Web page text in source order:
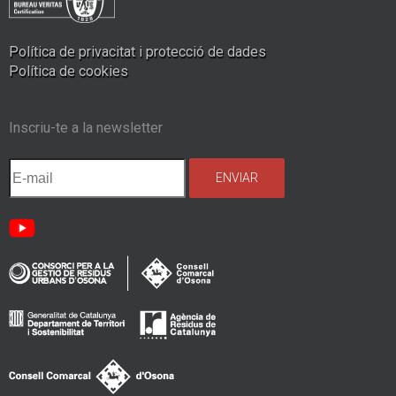
Política de privacitat i protecció de dades
Política de cookies
Inscriu-te a la newsletter